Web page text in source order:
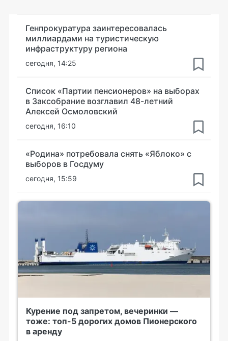
Генпрокуратура заинтересовалась
миллиардами на туристическую
инфраструктуру региона
сегодня, 14:25
Список «Партии пенсионеров» на выборах
в Заксобрание возглавил 48-летний
Алексей Осмоловский
сегодня, 16:10
«Родина» потребовала снять «Яблоко» с
выборов в Госдуму
сегодня, 15:59
Курение под запретом, вечеринки —
тоже: топ-5 дорогих домов Пионерского
в аренду